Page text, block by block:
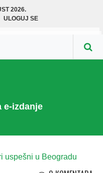
2026.
ULOGUJ SE
e-izdanje